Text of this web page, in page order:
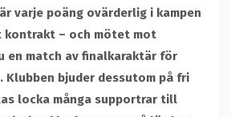
varje poäng ovärderlig i kampen
– och mötet mot
en match av finalkaraktär för
Klubben bjuder dessutom på fri
locka många supportrar till